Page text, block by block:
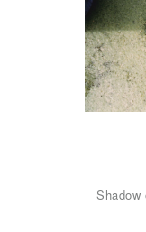
Shadow